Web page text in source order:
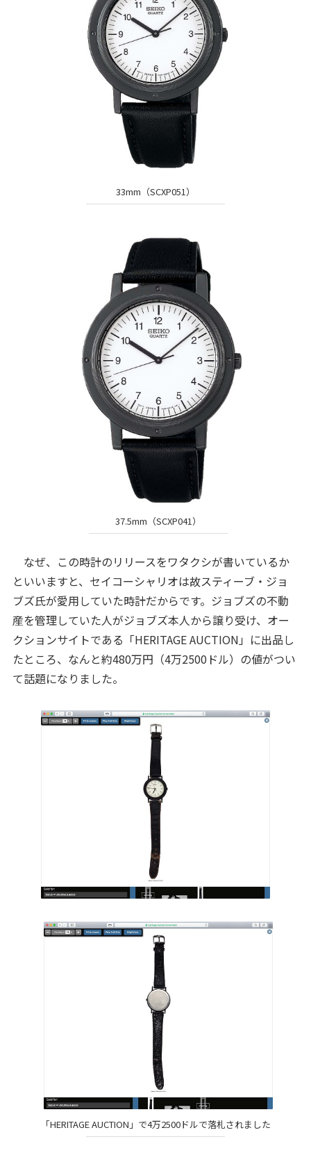
33mm（SCXP051）
37.5mm（SCXP041）
なぜ、この時計のリリースをワタクシが書いているか
といいますと、セイコーシャリオは故スティーブ・ジョ
ブズ氏が愛用していた時計だからです。ジョブズの不動
産を管理していた人がジョブズ本人から譲り受け、オー
クションサイトである「HERITAGE AUCTION」に出品し
たところ、なんと約480万円（4万2500ドル）の値がつい
て話題になりました。
「HERITAGE AUCTION」で4万2500ドルで落札されました